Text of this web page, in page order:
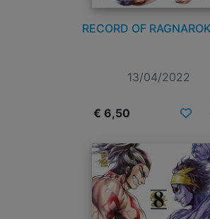
RECORD OF
13/04/2022
€ 6,50